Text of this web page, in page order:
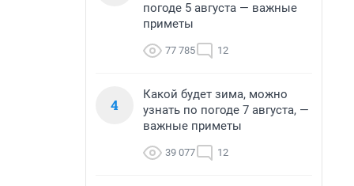
погоде 5 августа — важные
приметы
77 785 12
4
Какой будет зима, можно
узнать по погоде 7 августа, —
важные приметы
39 077 12